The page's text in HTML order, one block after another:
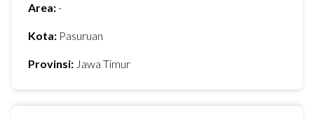
Area:-
Kota: Pasuruan
Provinsi: Jawa Timur